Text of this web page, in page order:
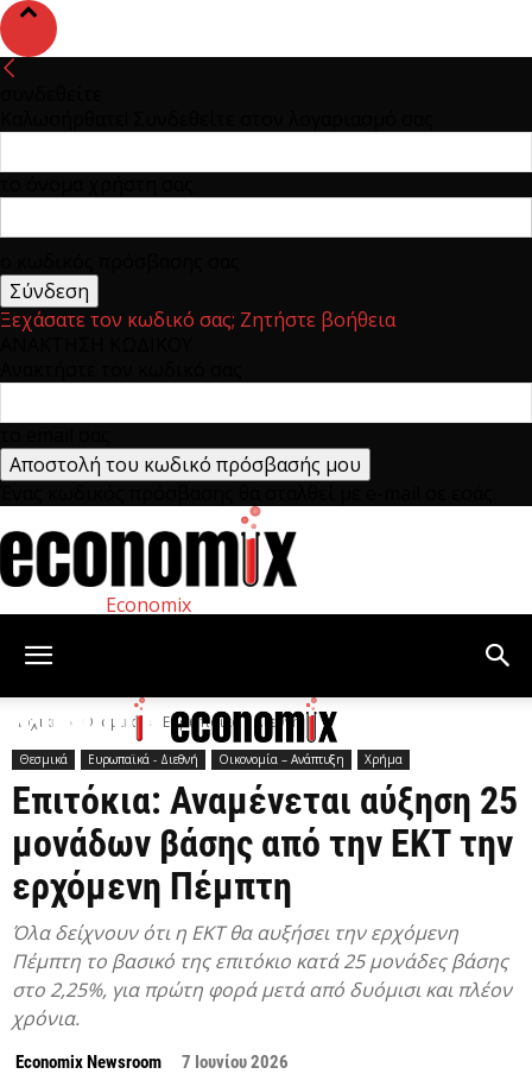
Ξεχάσατε τον κωδικό σας; Ζητήστε βοήθεια
Economix
Αρχική Θεσμικά Ευρωπαϊκά - Διεθνή
Θεσμικά Ευρωπαϊκά - Διεθνή Οικονομία – Ανάπτυξη Χρήμα
Επιτόκια: Αναμένεται αύξηση 25
μονάδων βάσης από την ΕΚΤ την
ερχόμενη Πέμπτη
Όλα δείχνουν ότι η ΕΚΤ θα αυξήσει την ερχόμενη
Πέμπτη το βασικό της επιτόκιο κατά 25 μονάδες βάσης
στο 2,25%, για πρώτη φορά μετά από δυόμισι και πλέον
χρόνια.
Economix Newsroom 7 Ιουνίου 2026